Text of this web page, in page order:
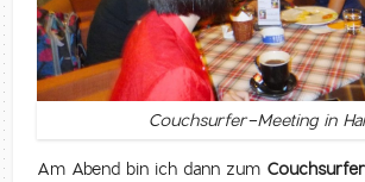
Couchsurfer-Meeting in
Am Abend bin ich dann zum